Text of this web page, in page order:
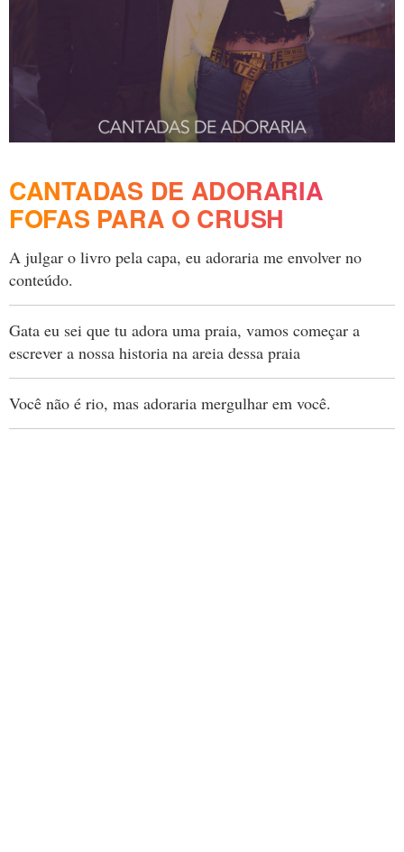
CANTADAS DE ADORARIA
FOFAS PARA O CRUSH
A julgar o livro pela capa, eu adoraria me envolver no
conteúdo.
Gata eu sei que tu adora uma praia, vamos começar a
escrever a nossa historia na areia dessa praia
Você não é rio, mas adoraria mergulhar em você.